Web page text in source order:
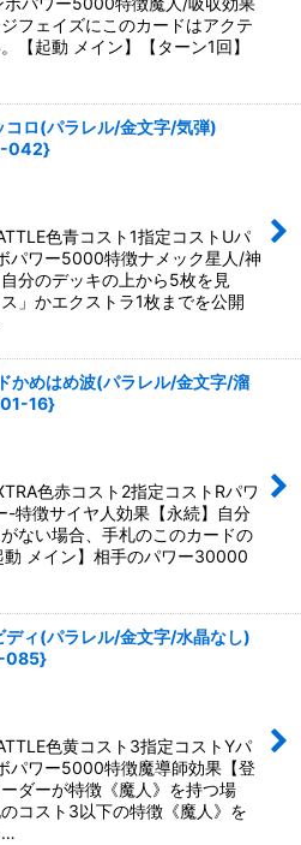
ジフェイズにこのカードはアクテ
【起動 メイン】【ターン1回】
コロ(パラレル/金文字/気弾)
042}
色青コスト1指定コストUパ
パワー5000特徴ナメック星人/神
分のデッキの上から5枚を見
」かエクストラ1枚までを公開
かめはめ波(パラレル/金文字/溜
16}
色赤コスト2指定コストRパワ
-特徴サイヤ人効果【永続】自分
ない場合、手札のこのカードの
動 メイン】相手のパワー30000
ディ(パラレル/金文字/水晶なし)
085}
色黄コスト3指定コストYパ
パワー5000特徴魔導師効果【登
ダーが特徴《魔人》を持つ場
コスト3以下の特徴《魔人》を
…